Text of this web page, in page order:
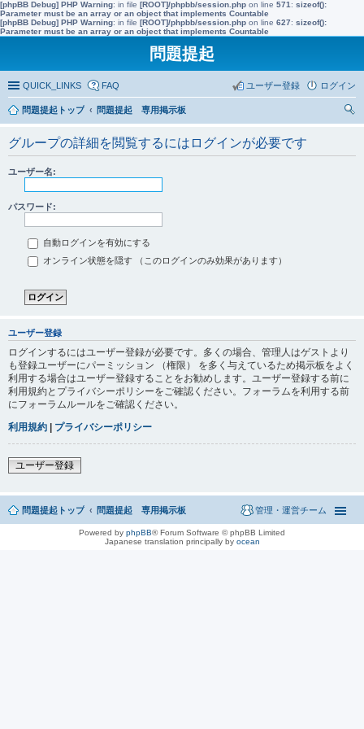
[phpBB Debug] PHP Warning: in file [ROOT]/phpbb/session.php on line 571 : sizeof():
Parameter must be an array or an object that implements Countable
[phpBB Debug] PHP Warning: in file [ROOT]/phpbb/session.php on line 627: sizeof():
Parameter must be an array or an object that implements Countable
問題提起
QUICK_LINKS FAQ ログイン
ユーザー登録
問題提起トップ
問題提起 専用掲示板
グループの詳細を閲覧するにはログインが必要です
ユーザー名:
パスワード:
自動ログインを有効にする
オンライン状態を隠す （このログインのみ効果があります）
ユーザー登録
ログインするにはユーザー登録が必要です。多くの場合、管理人はゲストより
も登録ユーザーにパーミッション （権限） を多く与えているため掲示板をよく
利用する場合はユーザー登録することをお勧めします。ユーザー登録する前に
利用規約とプライバシーポリシーをご確認ください。フォーラムを利用する前
にフォーラムルールをご確認ください。
利用規約 | プライバシーポリシー
ユーザー登録
問題提起トップ 問題提起 専用掲示板 管理・運営チーム
Powered by phpBB® Forum Software © phpBB Limited
Japanese translation principally by ocean